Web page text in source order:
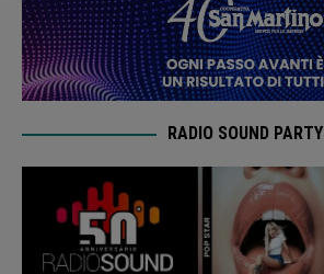
RADIO SOUND PARTY